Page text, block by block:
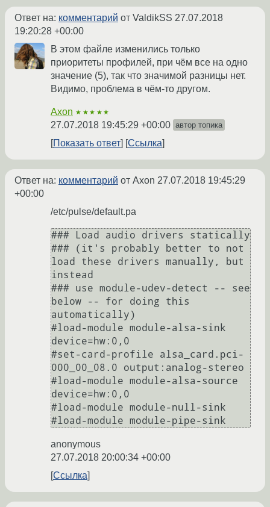
Ответ на: комментарий от ValdikSS 27.07.2018
19:20:28 +00:00
В этом файле изменились только
приоритеты профилей, при чём все на одно
значение (5), так что значимой разницы нет.
Видимо, проблема в чём-то другом.
Axon ★★★★★
27.07.2018 19:45:29 +00:00 автор топика
Показать ответ Ссылка
Ответ на: комментарий от Axon 27.07.2018 19:45:29
+00:00
/etc/pulse/default.pa
### Load audio drivers statically
### (it's probably better to not
load these drivers manually, but
instead
### use module-udev-detect -- see
below -- for doing this
automatically)
#load-module module-alsa-sink
device=hw:0,0
#set-card-profile alsa_card.pci-
000_00_08.0 output:analog-stereo
#load-module module-alsa-source
device=hw:0,0
#load-module module-null-sink
anonymous
27.07.2018 20:00:34 +00:00
Ссылка